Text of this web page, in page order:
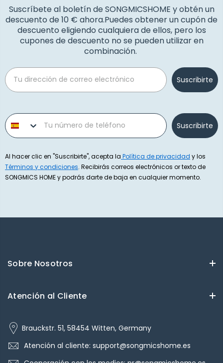
Suscríbete al boletín de SONGMICSHOME y obtén un
descuento de 10 € ahora.Puedes obtener un cupón de
descuento eligiendo cualquiera de ellos, pero los
cupones de descuento no se pueden utilizar en
combinación.
Email
Suscribirte
Phone number
Suscribirte
Al hacer clic en "Suscribirte", acepta la Política de privacidad y los
Términos y condiciones. Recibirás correos electrónicos or texto de
SONGMICS HOME y podrás darte de baja en cualquier momento.
Sobre Nosotros
Atención al Cliente
Brauckstr. 51, 58454 Witten, Germany
Atención al cliente: support@songmicshome.es